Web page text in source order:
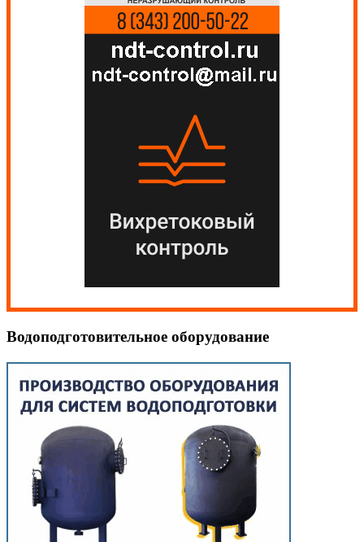
Водоподготовительное оборудование